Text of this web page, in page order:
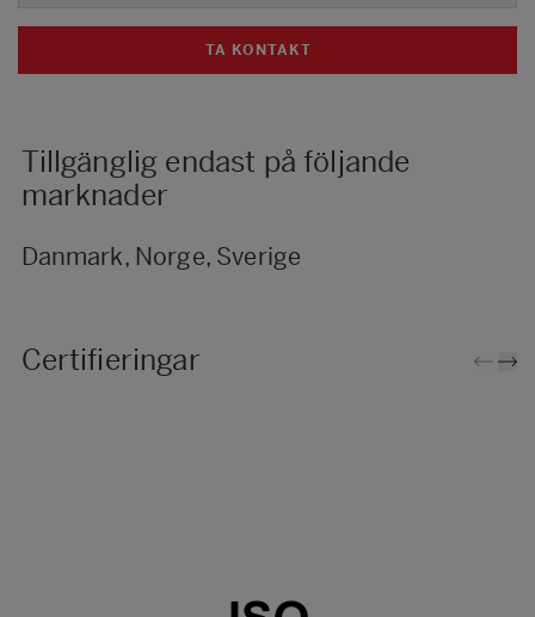
TA KONTAKT
Tillgänglig endast på följande
marknader
Danmark, Norge, Sverige
Certifieringar